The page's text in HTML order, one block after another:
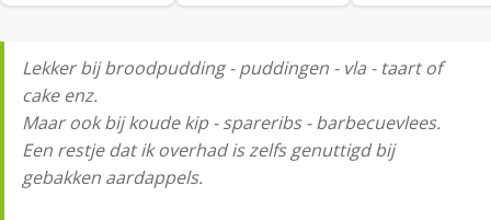
Lekker bij broodpudding - puddingen - vla - taart of
cake enz.
Maar ook bij koude kip - spareribs - barbecuevlees.
Een restje dat ik overhad is zelfs genuttigd bij
gebakken aardappels.